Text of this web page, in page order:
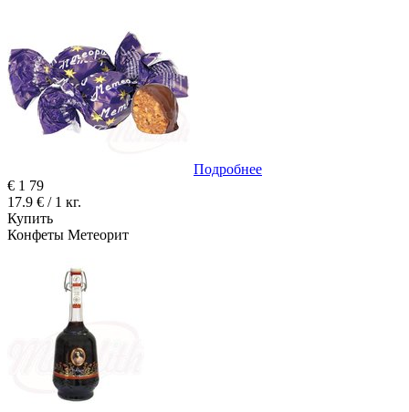
Подробнее
€ 1 79
17.9 € / 1 кг.
Купить
Конфеты Метеорит